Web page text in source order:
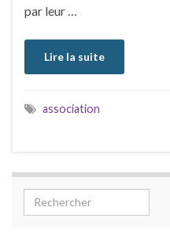
par leur …
Lire la suite
association
Search for: